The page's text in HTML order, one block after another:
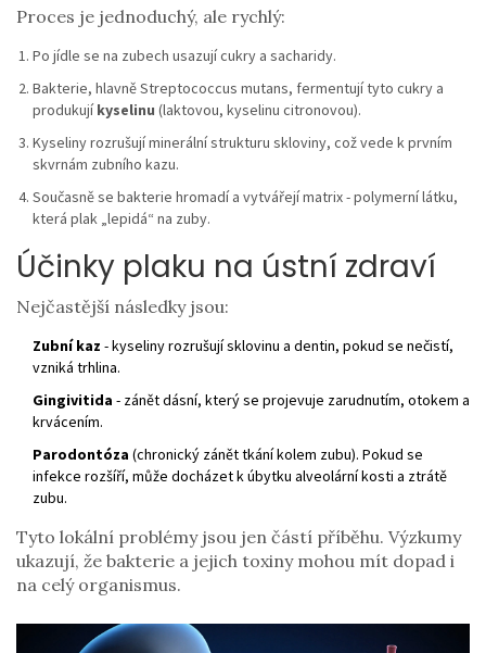
Proces je jednoduchý, ale rychlý:
Po jídle se na zubech usazují cukry a sacharidy.
Bakterie, hlavněStreptococcus mutans, fermentují tyto cukry a
produkujíkyselinu (laktovou, kyselinu citronovou).
Kyseliny rozrušují minerální strukturu skloviny, což vede k prvním
skvrnám zubního kazu.
Současně se bakterie hromadí a vytvářejí matrix - polymerní látku,
která plak „lepidá“ na zuby.
Účinky plaku na ústní zdraví
Nejčastější následky jsou:
Zubní kaz - kyseliny rozrušují sklovinu a dentin, pokud se nečistí,
vzniká trhlina.
Gingivitida - zánět dásní, který se projevuje zarudnutím, otokem a
krvácením.
Parodontóza (chronický zánět tkání kolem zubu). Pokud se
infekce rozšíří, může docházet k úbytku alveolární kosti a ztrátě
zubu.
Tyto lokální problémy jsou jen částí příběhu. Výzkumy
ukazují, že bakterie a jejich toxiny mohou mít dopad i
na celý organismus.